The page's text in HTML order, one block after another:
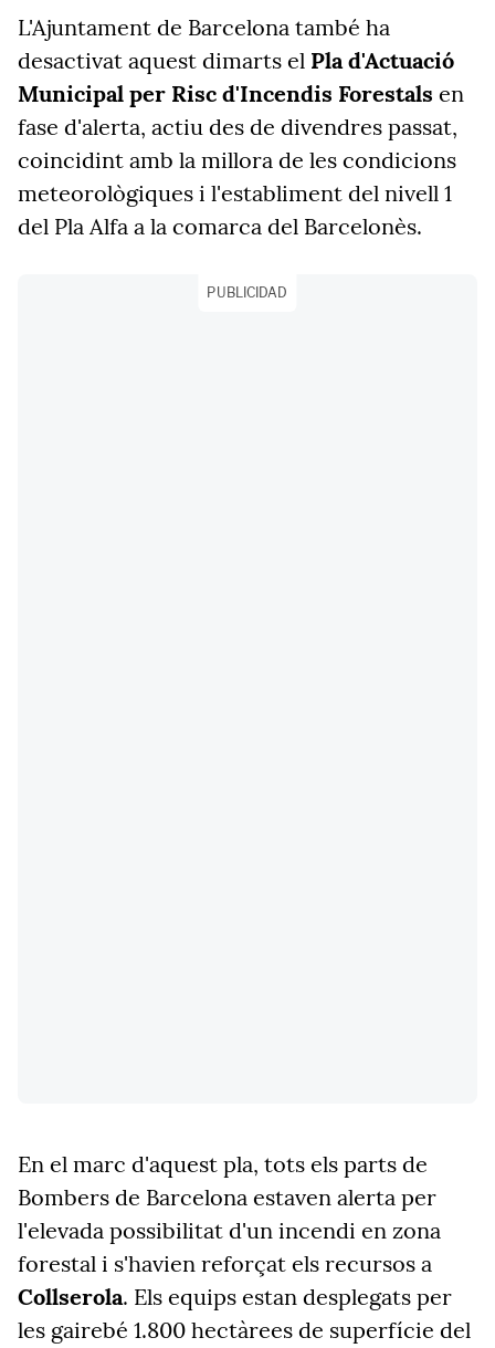
L'Ajuntament de Barcelona també ha
desactivat aquest dimarts el Pla d'Actuació
Municipal per Risc d'Incendis Forestals en
fase d'alerta, actiu des de divendres passat,
coincidint amb la millora de les condicions
meteorològiques i l'establiment del nivell 1
del Pla Alfa a la comarca del Barcelonès.
PUBLICIDAD
En el marc d'aquest pla, tots els parts de
Bombers de Barcelona estaven alerta per
l'elevada possibilitat d'un incendi en zona
forestal i s'havien reforçat els recursos a
Collserola. Els equips estan desplegats per
les gairebé 1.800 hectàrees de superfície del